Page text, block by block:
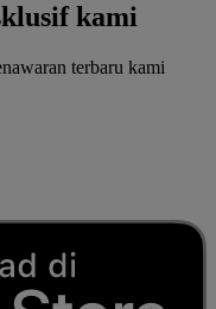
kami
terbaru kami